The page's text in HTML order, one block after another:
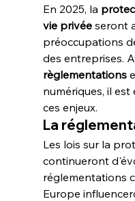
En 2025, la
vie privée seront
préoccupations
des entreprises.
règlementations
numériques, il
ces enjeux.
La
Les lois sur la
continueront
réglementations
Europe